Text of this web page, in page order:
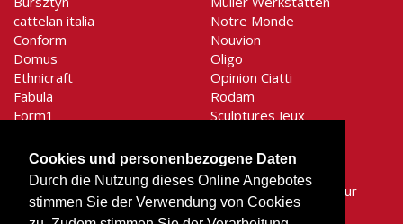
Cookies und personenbezogene Daten
Durch die Nutzung dieses Online Angebotes
stimmen Sie der Verwendung von Cookies
cattelan italia
Conform
Domus
Ethnicraft
Fabula
Form1
graypants
Holtkötter
Houe
Hüsler Nest
Notre Monde
Nouvion
Oligo
Opinion Ciatti
Rodam
Sculptures Jeux
Shogazi
Signet
SiRA Moebelmanufaktur
Stilnovo